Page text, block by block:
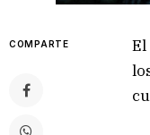
COMPARTE
El